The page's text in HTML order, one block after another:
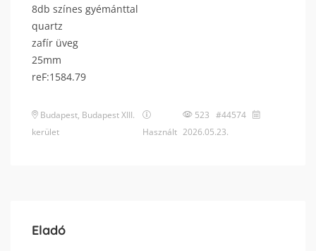
8db színes gyémánttal
quartz
zafír üveg
25mm
reF:1584.79
Budapest, Budapest XIII.
kerület
Használt
523 #44574
2026.05.23.
Eladó